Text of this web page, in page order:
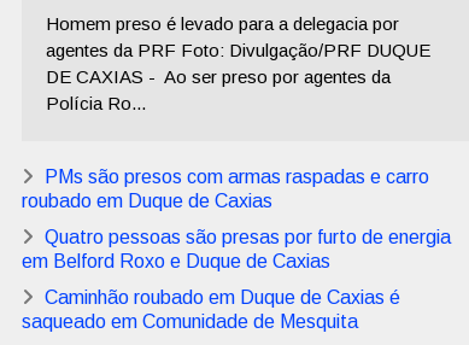
Homem preso é levado para a delegacia por
agentes da PRF Foto: Divulgação/PRF DUQUE
DE CAXIAS - Ao ser preso por agentes da
Polícia Ro...
PMs são presos com armas raspadas e carro
roubado em Duque de Caxias
Quatro pessoas são presas por furto de energia
em Belford Roxo e Duque de Caxias
Caminhão roubado em Duque de Caxias é
saqueado em Comunidade de Mesquita